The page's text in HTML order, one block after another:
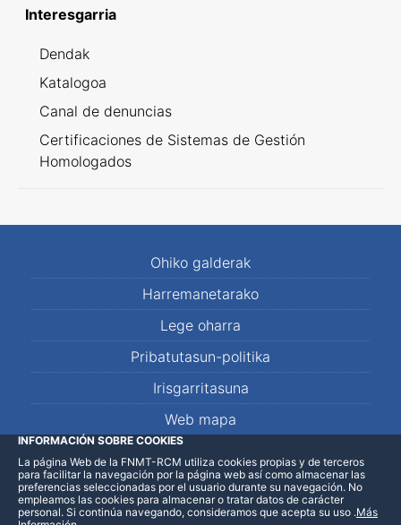
Interesgarria
Dendak
Katalogoa
Canal de denuncias
Certificaciones de Sistemas de Gestión
Homologados
Ohiko galderak
Harremanetarako
Lege oharra
Pribatutasun-politika
Irisgarritasuna
Web mapa
LinkedInFacebookWhatsApp
INFORMACIÓN SOBRE COOKIES
La página Web de la FNMT-RCM utiliza cookies propias y de terceros
para facilitar la navegación por la página web así como almacenar las
preferencias seleccionadas por el usuario durante su navegación. No
empleamos las cookies para almacenar o tratar datos de carácter
personal. Si continúa navegando, consideramos que acepta su uso .Más